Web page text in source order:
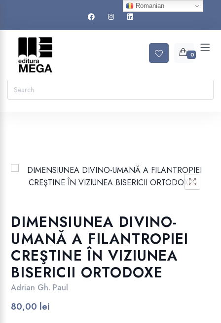
0
DIMENSIUNEA DIVINO-
UMANĂ A FILANTROPIEI
CREŞTINE ÎN VIZIUNEA
BISERICII ORTODOXE
Adrian Gh. Paul
80,00 lei
Romanian